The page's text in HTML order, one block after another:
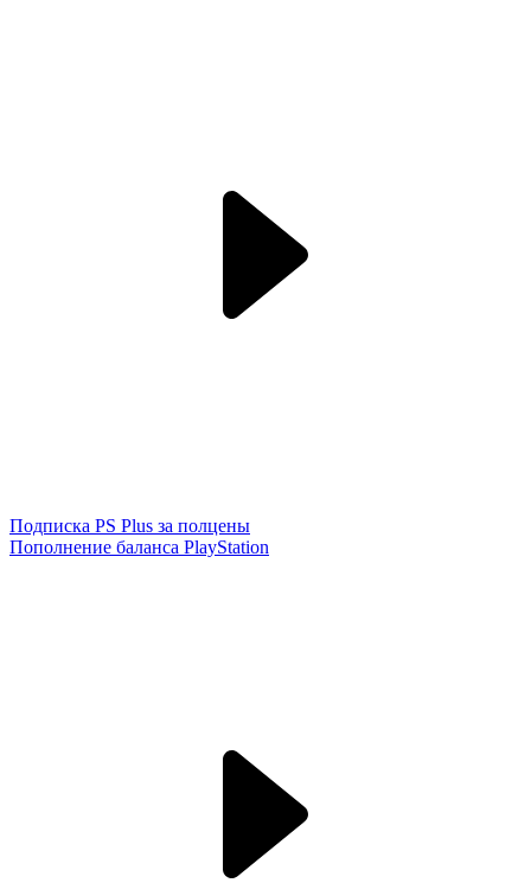
Подписка PS Plus за полцены
Пополнение баланса PlayStation